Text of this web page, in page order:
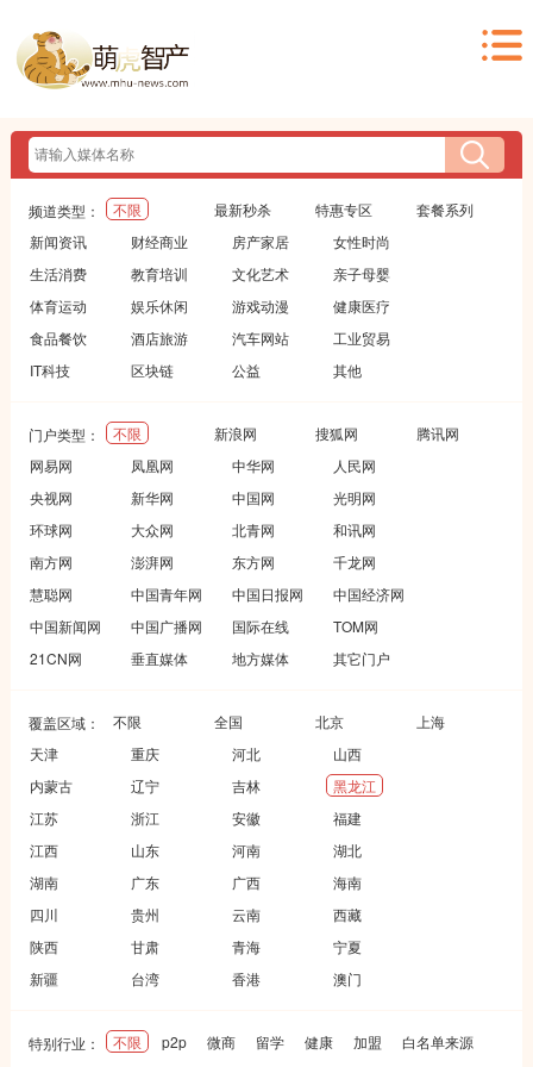
频道类型： 不限 最新秒杀 特惠专区
套餐系列
新闻资讯
财经商业 房产家居
女性时尚
生活消费
教育培训 文化艺术
亲子母婴
体育运动
娱乐休闲 游戏动漫
健康医疗
食品餐饮
酒店旅游 汽车网站
工业贸易
IT科技
区块链 公益 其他
门户类型： 不限 新浪网 搜狐网
腾讯网
网易网
凤凰网 中华网
人民网
央视网
新华网 中国网
光明网
环球网
大众网 北青网
和讯网
南方网
澎湃网 东方网
千龙网
慧聪网
中国青年网 中国日报网
中国经济网
中国新闻网
中国广播网 国际在线
TOM网
21CN网
垂直媒体 地方媒体 其它门户
覆盖区域： 不限 全国 北京
上海
天津
重庆 河北
山西
内蒙古
辽宁 吉林
黑龙江
江苏
浙江 安徽
福建
江西
山东 河南
湖北
湖南
广东 广西
海南
四川
贵州 云南
西藏
陕西
甘肃 青海
宁夏
新疆
台湾 香港 澳门
特别行业： 不限 p2p 微商 留学 健康 加盟
白名单来源